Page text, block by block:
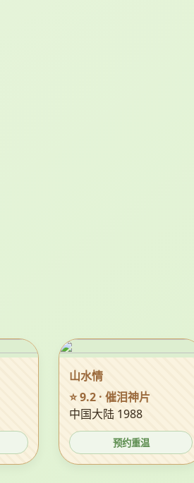
山水情
⭐ 9.2 · 催泪神片
中国大陆 1988
预约重温